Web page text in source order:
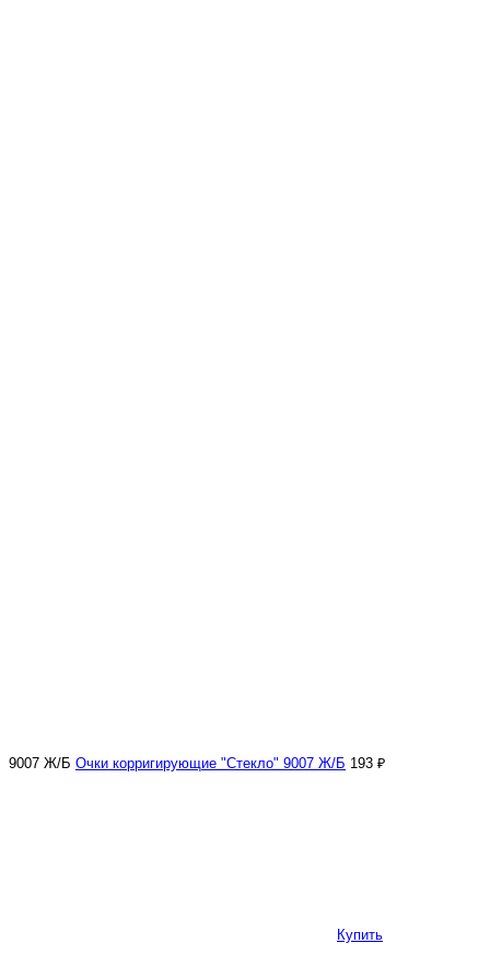
9007 Ж/Б Очки корригирующие "Стекло" 9007 Ж/Б 193 ₽
Купить